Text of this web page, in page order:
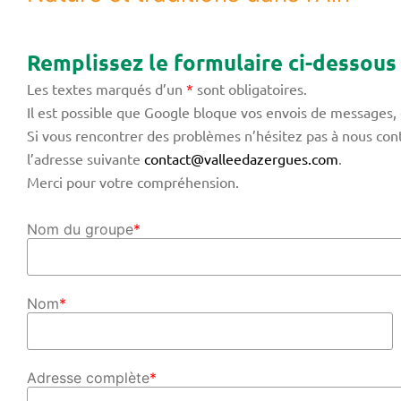
Remplissez le formulaire ci-dessous
Les textes marqués d’un * sont obligatoires.
Il est possible que Google bloque vos envois de
Si vous rencontrer des problèmes n’hésitez pas à nous
l’adresse suivante contact@valleedazergues.com.
Merci pour votre compréhension.
Nom du groupe*
Nom*
Adresse complète*